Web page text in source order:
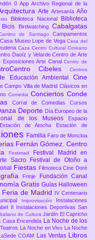
0 AppArchivo Regional de la
Arte ArtesaníaAño
Biblioteca Nacional
Biblioteca
Bicis Birdwatching Cabalgatas
de SantiagoCampamentos
Casa Museo Lope de VegaCasa del
Caza Centro Cultural Coreano
Daoíz y VelardeCentro de Arte
Exposiciones Arte CanalCentro de
Cibeles
Centros
Educación AmbientalCine
Campo Villa de Madrid Clásicos en
Comedia ConciertosConde
Corral de Comedias Cursos
Deporte Día Europeo de la
de los Museos
Espacio
Estación de Atocha
Estación de
Familia Faro de Moncloa
Fernán Gómez. Centro
Festimad
Festival Madrid en
Sacro
Festival de Otoño a
Fiestas Filmoteca Cine Doré
Frinje
Fundación Canal
Gratis Guías Halloween
Feria de Madrid
IV Centenario
Improvisación
Instalaciones
II
Instalaciones Deportivas San
de CulturaJardín El Capricho
Casa Encendida La Noche de los
La Noche en Vivo
La Noche
LaSede COAM Las Ventas Libros